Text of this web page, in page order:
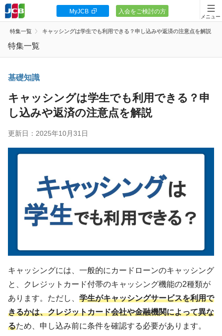
会員向け情報
JCBカードの基本
安全・安心
お客様サポート
カードローン
ギフトカードなど
加盟店のお客様
企業サイト
入会をご検討の方
MyJCB
特集一覧 キャッシングは学生でも利用できる？申し込みや返済の注意点を解説
特集一覧
基礎知識
キャッシングは学生でも利用できる？申
し込みや返済の注意点を解説
更新日：2025年10月31日
キャッシングには、一般的にカードローンのキャッシング
と、クレジットカード付帯のキャッシング機能の2種類が
あります。ただし、 学生がキャッシングサービスを利用で
きるかは、クレジットカード会社や金融機関によって異な
るため、申し込み前に条件を確認する必要があります。